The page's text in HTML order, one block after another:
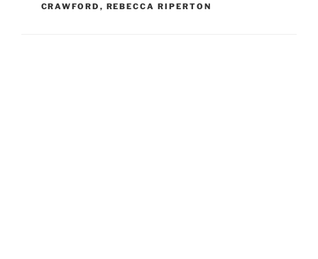
CRAWFORD , REBECCA RIPERTON